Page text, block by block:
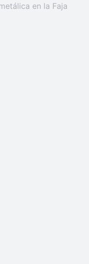
en la Faja